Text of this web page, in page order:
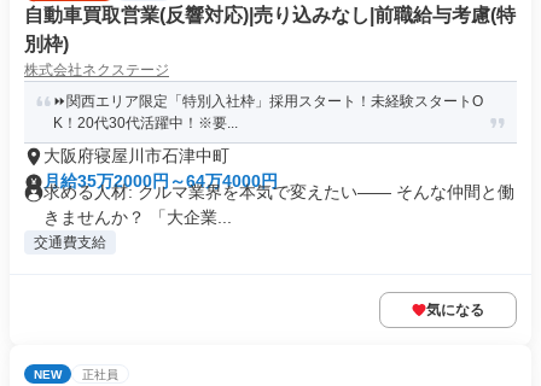
自動車買取営業(反響対応)|売り込みなし|前職給与考慮(特
別枠)
株式会社ネクステージ
⏩️関西エリア限定「特別入社枠」採用スタート！未経験スタートO
K！20代30代活躍中！※要...
大阪府寝屋川市石津中町
月給35万2000円～64万4000円
求める人材: クルマ業界を本気で変えたい―― そんな仲間と働
きませんか？ 「大企業...
交通費支給
気になる
NEW 正社員